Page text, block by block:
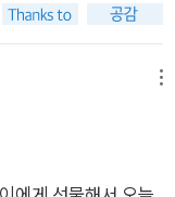
늘지 않는것인가
어떻게 사용되는지
에대한 빨모쌤의
간중간 영어 업그레